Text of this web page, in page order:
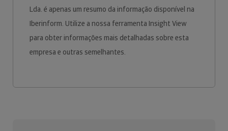
Lda. é apenas um resumo da informação disponível na
Iberinform. Utilize a nossa ferramenta Insight View
para obter informações mais detalhadas sobre esta
empresa e outras semelhantes.